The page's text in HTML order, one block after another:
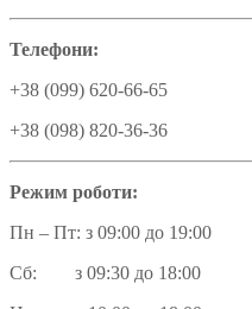
Телефони:
+38 (099) 620-66-65
+38 (098) 820-36-36
Режим роботи:
Пн – Пт: з 09:00 до 19:00
Сб: з 09:30 до 18:00